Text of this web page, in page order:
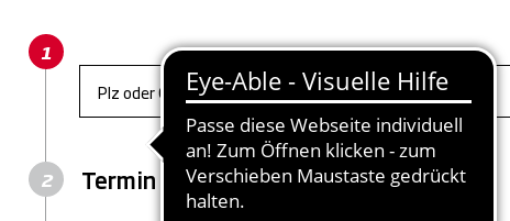
Current
Wo willst du trainieren?
Wähle deinen Club aus, um loszulegen
Termin